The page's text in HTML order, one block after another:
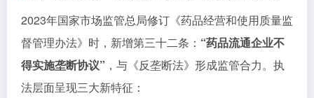
2023年国家市场监管总局修订《药品经营和使用质量监
督管理办法》时，新增第三十二条： “药品流通企业不
得实施垄断协议” ，与《反垄断法》形成监管合力。执
法层面呈现三大新特征：